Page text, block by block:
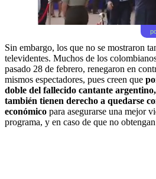
Sin embargo, los que no se mostraron
televidentes. Muchos de los
pasado 28 de febrero, renegaron en
mismos espectadores, pues creen que
doble del fallecido cantante
también tienen derecho a quedarse
económico para asegurarse una mejor
programa, y en caso de que no